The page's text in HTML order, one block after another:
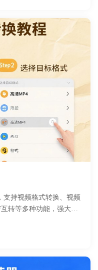
于很多朋友都是难事
片的方法呢？
支持视频格式转换、视频
转等多种功能，强大高
对视频转换的烦恼！支